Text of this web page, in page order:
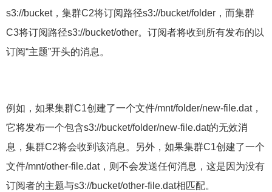
s3://bucket，集群C2将订阅路径s3://bucket/folder ，而集群
C3将订阅路径s3://bucket/other。订阅者将收到所有发布的以
订阅“主题”开头的消息。
例如，如果集群C1创建了一个文件/mnt/folder/new-file.dat，
它将发布一个包含s3://bucket/folder/new-file.dat的无效消
息，集群C2将会收到该消息。另外，如果集群C1创建了一个
文件/mnt/other-file.dat，则不会发送任何消息，这是因为没有
订阅者的主题与s3://bucket/other-file.dat相匹配。